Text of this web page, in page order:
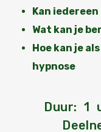
Kan
Wat kan je
Hoe kan je
hypnose
Duur: 1